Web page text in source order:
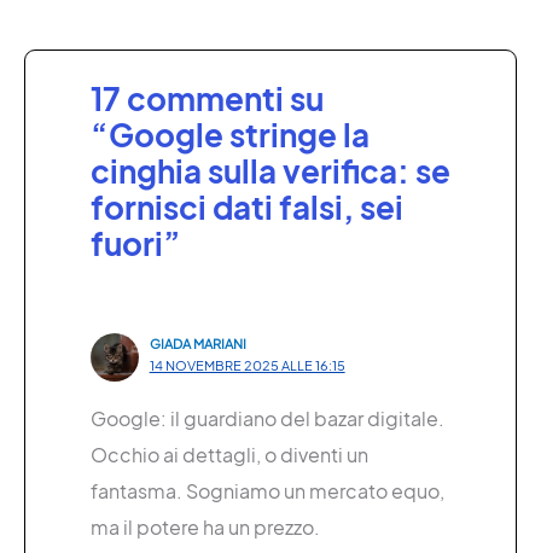
17 commenti su
“Google stringe la
cinghia sulla verifica: se
fornisci dati falsi, sei
fuori”
GIADA MARIANI
14 NOVEMBRE 2025 ALLE 16:15
Google: il guardiano del bazar digitale.
Occhio ai dettagli, o diventi un
fantasma. Sogniamo un mercato equo,
ma il potere ha un prezzo.